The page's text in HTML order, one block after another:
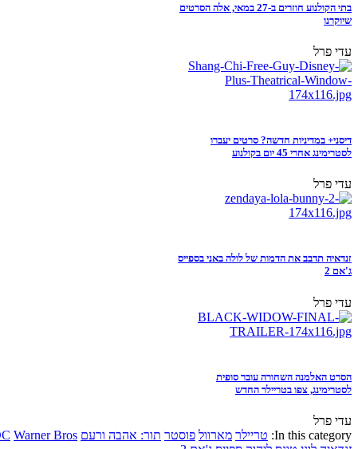
בתי הקולנוע חוזרים ב-27 במאי, אלה הסרטים
שיוקרנו
עדי פרל
דיסני+ במדיניות חדשה? סרטים יעברו
לסטרימינג אחרי 45 יום בקולנוע
עדי פרל
זנדאיה תדבב את הדמות של לולה באני בספייס
ג'אם 2
עדי פרל
הסרט האלמנה השחורה עובר סופית
לסטרימינג, צפו בטריילר החדש
עדי פרל
In this category: טריילר מארוול פוסטר תור: אהבה ורעם Warner Bros